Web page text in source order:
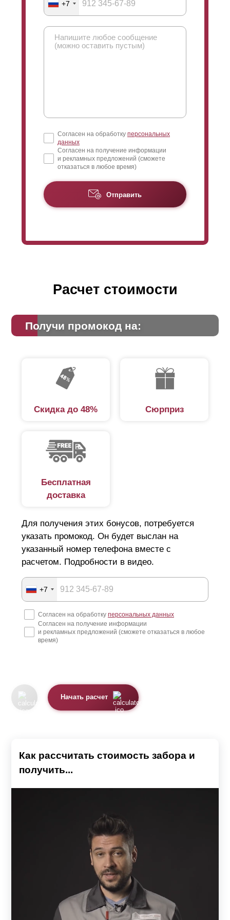
+7
Согласен на обработку персональных
данных
Согласен на получение информации
и рекламных предложений (сможете
отказаться в любое время)
Отправить
Расчет стоимости
Получи промокод на:
Скидка до 48% Сюрприз
Бесплатная
доставка
Для получения этих бонусов, потребуется
указать промокод. Он будет выслан на
указанный номер телефона вместе с
расчетом. Подробности в видео.
+7
Согласен на обработку персональных данных
Согласен на получение информации
и рекламных предложений (сможете отказаться в любое
время)
Начать расчет
Как рассчитать стоимость забора и
получить...